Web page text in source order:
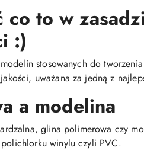
to w
:)
stosowanych do
uważana za jedną z
a modelina
glina polimerowa czy
winylu czyli PVC.